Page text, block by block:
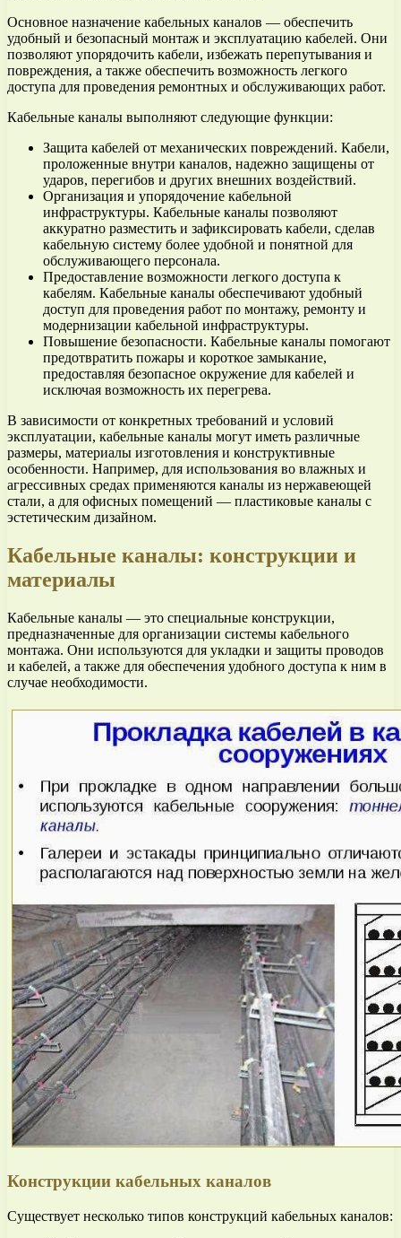
Основное назначение кабельных каналов — обеспечить
удобный и безопасный монтаж и эксплуатацию кабелей. Они
позволяют упорядочить кабели, избежать перепутывания и
повреждения, а также обеспечить возможность легкого
доступа для проведения ремонтных и обслуживающих работ.
Кабельные каналы выполняют следующие функции:
Защита кабелей от механических повреждений. Кабели,
проложенные внутри каналов, надежно защищены от
ударов, перегибов и других внешних воздействий.
Организация и упорядочение кабельной
инфраструктуры. Кабельные каналы позволяют
аккуратно разместить и зафиксировать кабели, сделав
кабельную систему более удобной и понятной для
обслуживающего персонала.
Предоставление возможности легкого доступа к
кабелям. Кабельные каналы обеспечивают удобный
доступ для проведения работ по монтажу, ремонту и
модернизации кабельной инфраструктуры.
Повышение безопасности. Кабельные каналы помогают
предотвратить пожары и короткое замыкание,
предоставляя безопасное окружение для кабелей и
исключая возможность их перегрева.
В зависимости от конкретных требований и условий
эксплуатации, кабельные каналы могут иметь различные
размеры, материалы изготовления и конструктивные
особенности. Например, для использования во влажных и
агрессивных средах применяются каналы из нержавеющей
стали, а для офисных помещений — пластиковые каналы с
эстетическим дизайном.
Кабельные каналы: конструкции и
материалы
Кабельные каналы — это специальные конструкции,
предназначенные для организации системы кабельного
монтажа. Они используются для укладки и защиты проводов
и кабелей, а также для обеспечения удобного доступа к ним в
случае необходимости.
Конструкции кабельных каналов
Существует несколько типов конструкций кабельных каналов: